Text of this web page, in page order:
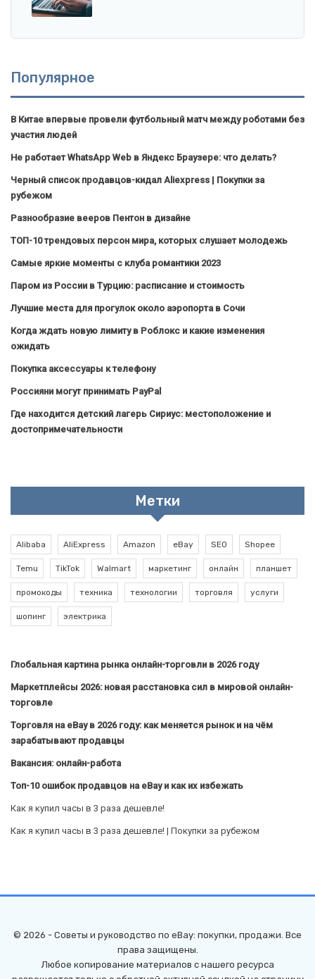
Популярное
В Китае впервые провели футбольный матч между роботами без
участия людей
Не работает WhatsApp Web в Яндекс Браузере: что делать?
Черный список продавцов-кидал Aliexpress | Покупки за
рубежом
Разнообразие вееров Пентон в дизайне
ТОП-10 трендовых персон мира, которых слушает молодежь
Самые яркие моменты с клуба романтики 2023
Паром из России в Турцию: расписание и стоимость
Лучшие места для прогулок около аэропорта в Сочи
Когда ждать новую лимиту в Роблокс и какие изменения
ожидать
Покупка аксессуары к телефону
Россияни могут принимать PayPal
Где находится детский лагерь Сириус: местоположение и
достопримечательности
Метки
Alibaba AliExpress Amazon eBay SEO Shopee
Temu TikTok Walmart маркетинг онлайн планшет
промокоды техника технологии торговля услуги
шопинг электрика
Глобальная картина рынка онлайн-торговли в 2026 году
Маркетплейсы 2026: новая расстановка сил в мировой онлайн-
торговле
Торговля на eBay в 2026 году: как меняется рынок и на чём
зарабатывают продавцы
Вакансия: онлайн-работа
Топ-10 ошибок продавцов на eBay и как их избежать
Как я купил часы в 3 раза дешевле!
Как я купил часы в 3 раза дешевле! | Покупки за рубежом
© 2026 - Советы и руководство по eBay: покупки, продажи. Все
права защищены.
Любое копирование материалов с нашего ресурса